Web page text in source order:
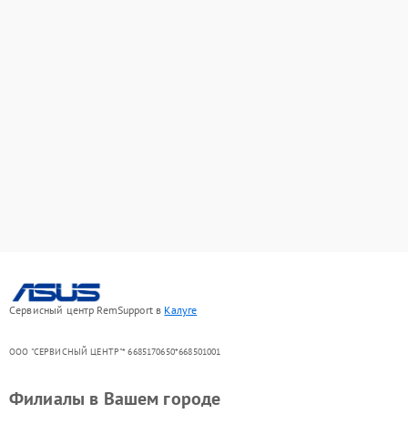
Сервисный центр RemSupport в Калуге
ООО "СЕРВИСНЫЙ ЦЕНТР"* 6685170650*668501001
Филиалы в Вашем городе